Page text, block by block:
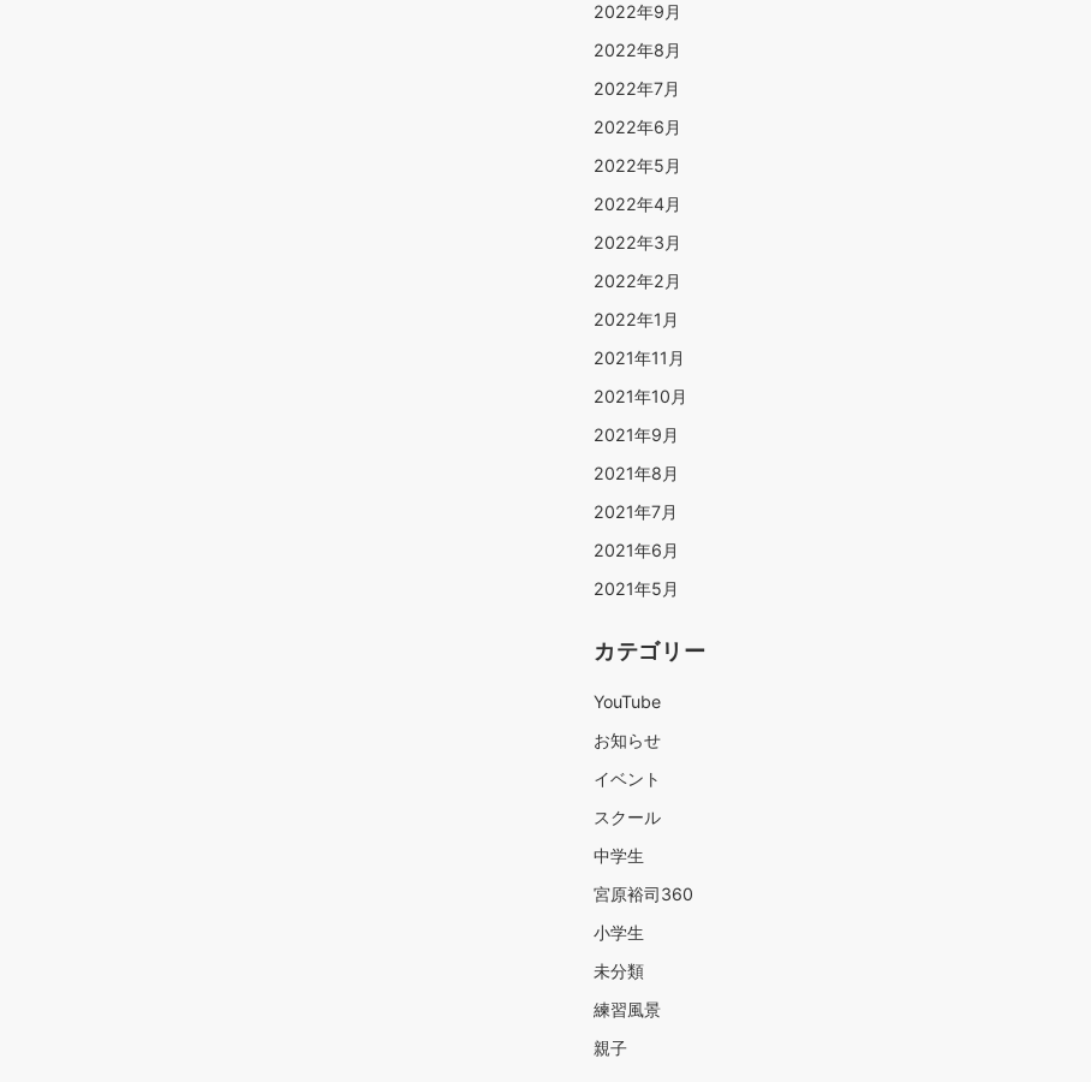
2022年9月
2022年8月
2022年7月
2022年6月
2022年5月
2022年4月
2022年3月
2022年2月
2022年1月
2021年11月
2021年10月
2021年9月
2021年8月
2021年7月
2021年6月
2021年5月
カテゴリー
YouTube
お知らせ
イベント
スクール
中学生
宮原裕司360
小学生
未分類
練習風景
親子